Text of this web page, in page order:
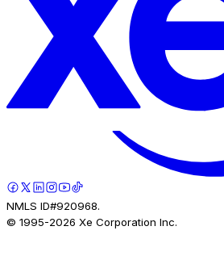
NMLS ID#920968.
© 1995-2026 Xe Corporation Inc.